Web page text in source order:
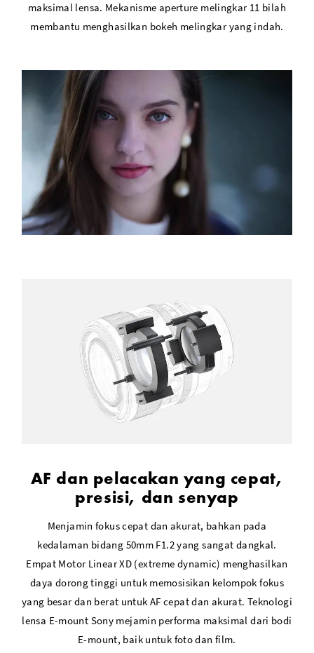
maksimal lensa. Mekanisme aperture melingkar 11 bilah
membantu menghasilkan bokeh melingkar yang indah.
AF dan pelacakan yang cepat,
presisi, dan senyap
Menjamin fokus cepat dan akurat, bahkan pada
kedalaman bidang 50mm F1.2 yang sangat dangkal.
Empat Motor Linear XD (extreme dynamic) menghasilkan
daya dorong tinggi untuk memosisikan kelompok fokus
yang besar dan berat untuk AF cepat dan akurat. Teknologi
lensa E-mount Sony mejamin performa maksimal dari bodi
E-mount, baik untuk foto dan film.